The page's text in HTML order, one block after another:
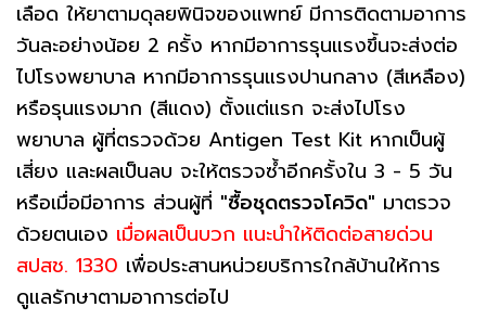
เลือด ให้ยาตามดุลยพินิจของแพทย์ มีการติดตามอาการ
วันละอย่างน้อย 2 ครั้ง หากมีอาการรุนแรงขึ้นจะส่งต่อ
ไปโรงพยาบาล หากมีอาการรุนแรงปานกลาง (สีเหลือง)
หรือรุนแรงมาก (สีแดง) ตั้งแต่แรก จะส่งไปโรง
พยาบาล ผู้ที่ตรวจด้วย Antigen Test Kit หากเป็นผู้
เสี่ยง และผลเป็นลบ จะให้ตรวจซ้ำอีกครั้งใน 3 - 5 วัน
หรือเมื่อมีอาการ ส่วนผู้ที่ "ซื้อชุดตรวจโควิด" มาตรวจ
ด้วยตนเอง เมื่อผลเป็นบวก แนะนำให้ติดต่อสายด่วน
สปสช. 1330 เพื่อประสานหน่วยบริการใกล้บ้านให้การ
ดูแลรักษาตามอาการต่อไป